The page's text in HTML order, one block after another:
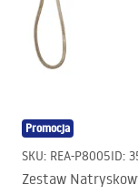
Promocja
SKU: REA-P8005ID:
Zestaw